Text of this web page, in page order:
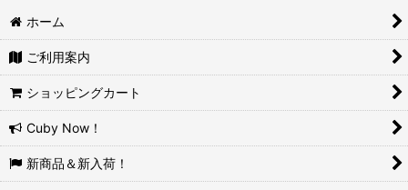
ホーム
ご利用案内
ショッピングカート
Cuby Now！
新商品＆新入荷！